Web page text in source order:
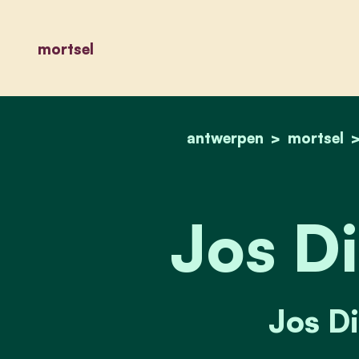
mortsel
antwerpen mortsel
Jos
Jos